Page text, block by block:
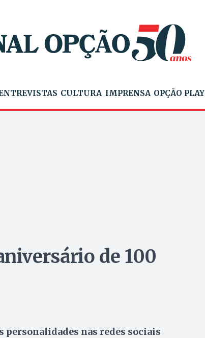
CULTURA IMPRENSA OPÇÃO PLAY
de 100
personalidades nas redes sociais